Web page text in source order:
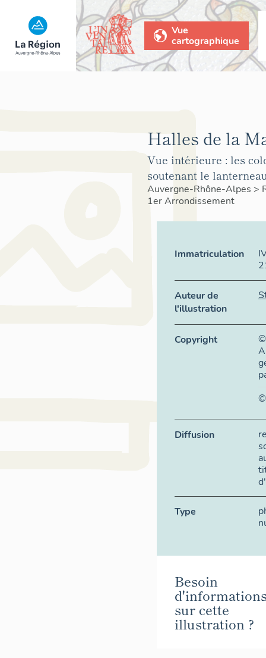
Vue
cartographique
Halles de la
Vue intérieure : les
soutenant le
Auvergne-Rhône-Alpes >
1er Arrondissement
Immatriculation
Auteur de
l'illustration
Copyright
©
Diffusion
Type
Besoin
sur cette
illustration ?